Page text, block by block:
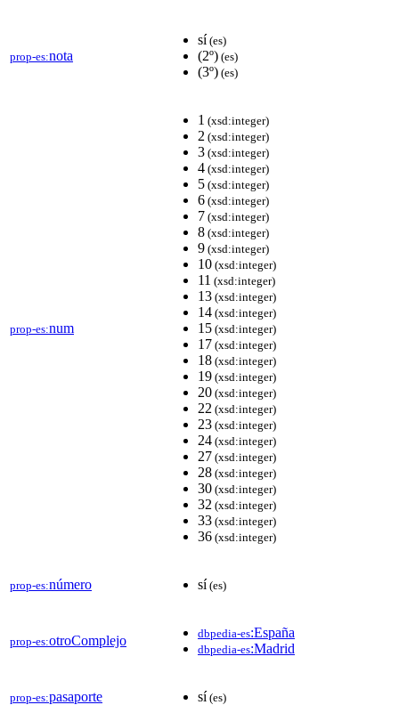
prop-es:nota
sí (es)
(2º) (es)
(3º) (es)
prop-es:num
1 (xsd:integer)
2 (xsd:integer)
3 (xsd:integer)
4 (xsd:integer)
5 (xsd:integer)
6 (xsd:integer)
7 (xsd:integer)
8 (xsd:integer)
9 (xsd:integer)
10 (xsd:integer)
11 (xsd:integer)
13 (xsd:integer)
14 (xsd:integer)
15 (xsd:integer)
17 (xsd:integer)
18 (xsd:integer)
19 (xsd:integer)
20 (xsd:integer)
22 (xsd:integer)
23 (xsd:integer)
24 (xsd:integer)
27 (xsd:integer)
28 (xsd:integer)
30 (xsd:integer)
32 (xsd:integer)
33 (xsd:integer)
36 (xsd:integer)
prop-es:número sí (es)
prop-es:otroComplejo dbpedia-es:España
dbpedia-es:Madrid
prop-es:pasaporte sí (es)